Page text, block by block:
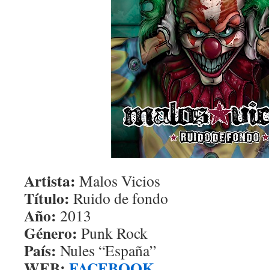
Artista: Malos Vicios
Título: Ruido de fondo
Año: 2013
Género: Punk Rock
País: Nules “España”